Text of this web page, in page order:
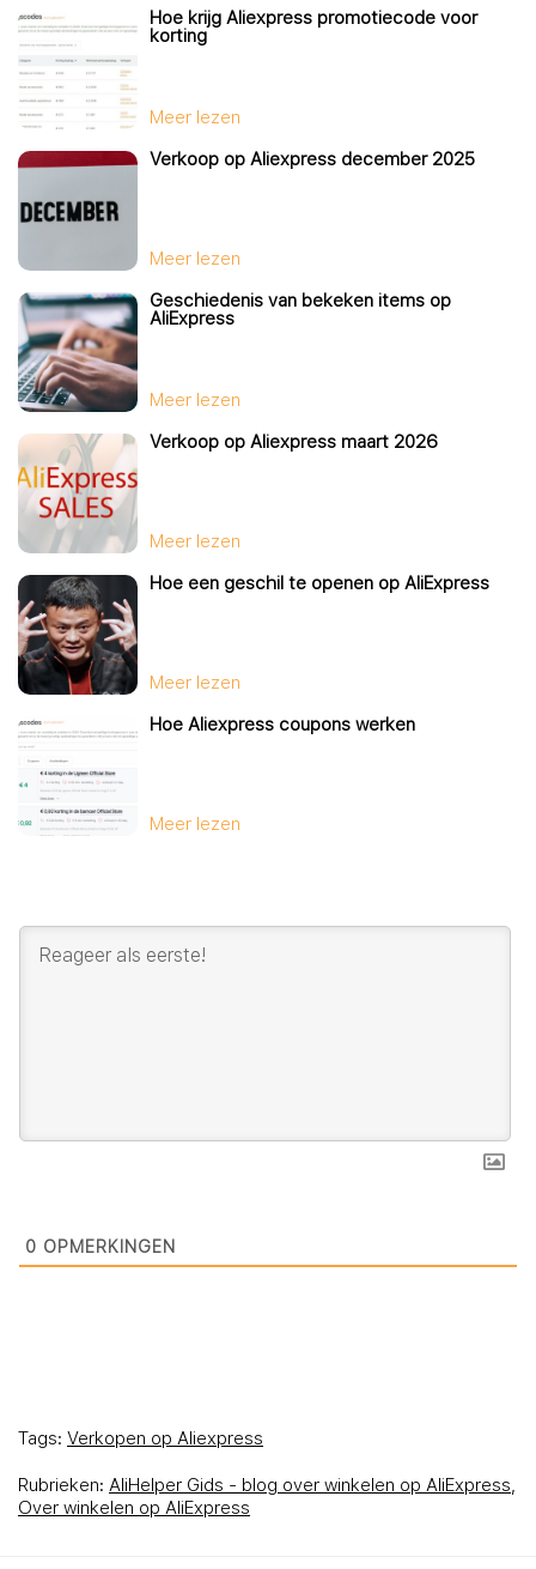
Hoe krijg Aliexpress promotiecode voor
korting
Meer lezen
Verkoop op Aliexpress december 2025
Meer lezen
Geschiedenis van bekeken items op
AliExpress
Meer lezen
Verkoop op Aliexpress maart 2026
Meer lezen
Hoe een geschil te openen op AliExpress
Meer lezen
Hoe Aliexpress coupons werken
Meer lezen
0 OPMERKINGEN
Tags: Verkopen op Aliexpress
Rubrieken: AliHelper Gids - blog over winkelen op AliExpress,
Over winkelen op AliExpress